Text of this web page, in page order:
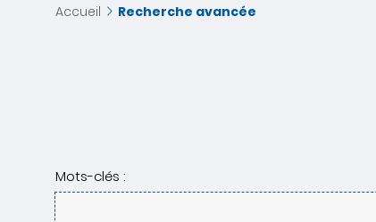
Accueil Recherche avancée
Mots-clés :